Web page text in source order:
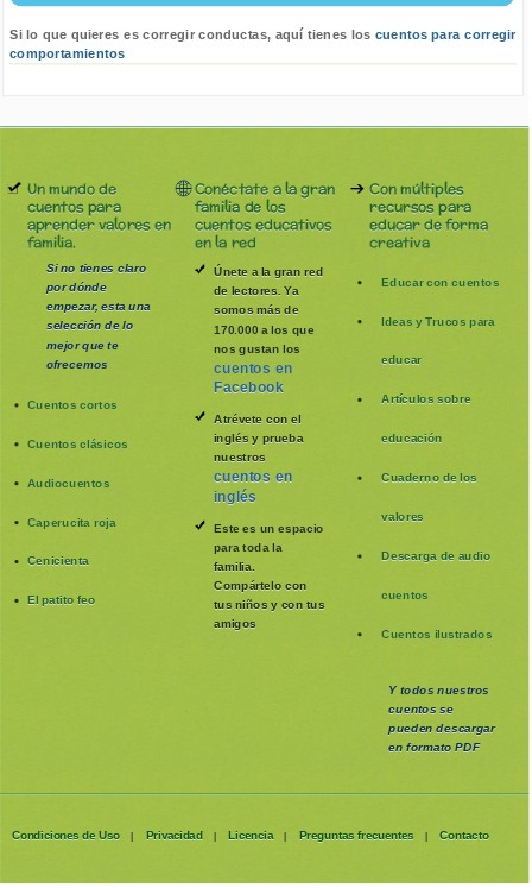
Si lo que quieres es corregir conductas, aquí tienes los cuentos para corregir
comportamientos
Un mundo de
cuentos para
aprender valores en
familia.
Si no tienes claro
por dónde
empezar, esta una
selección de lo
mejor que te
ofrecemos
Cuentos cortos
Cuentos clásicos
Audiocuentos
Caperucita roja
Cenicienta
El patito feo
Conéctate a la gran
familia de los
cuentos educativos
en la red
Únete a la gran red
de lectores. Ya
somos más de
170.000 a los que
nos gustan los
cuentos en
Facebook
Atrévete con el
inglés y prueba
nuestros
cuentos en
inglés
Este es un espacio
para toda la
familia
Compártelo con
tus niños y con tus
amigos
Con múltiples
recursos para
educar de forma
creativa
Educar con cuentos
Ideas y Trucos para
educar
Artículos sobre
educación
Cuaderno de los
valores
Descarga de audio
cuentos
Cuentos ilustrados
Y todos nuestros
cuentos se
puedendescargar
en formato PDF
Condiciones de Uso | Privacidad | Licencia | Preguntas frecuentes | Contacto